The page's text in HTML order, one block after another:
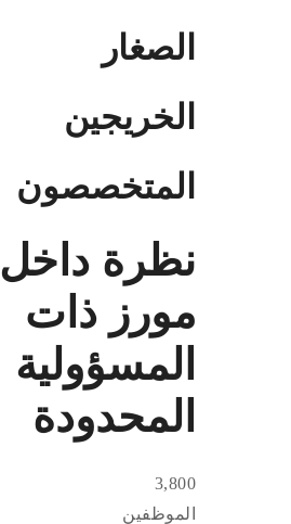
الصغار
الخريجين
المتخصصون
نظرة داخل
مورز ذات
المسؤولية
المحدودة
3,800
الموظفين